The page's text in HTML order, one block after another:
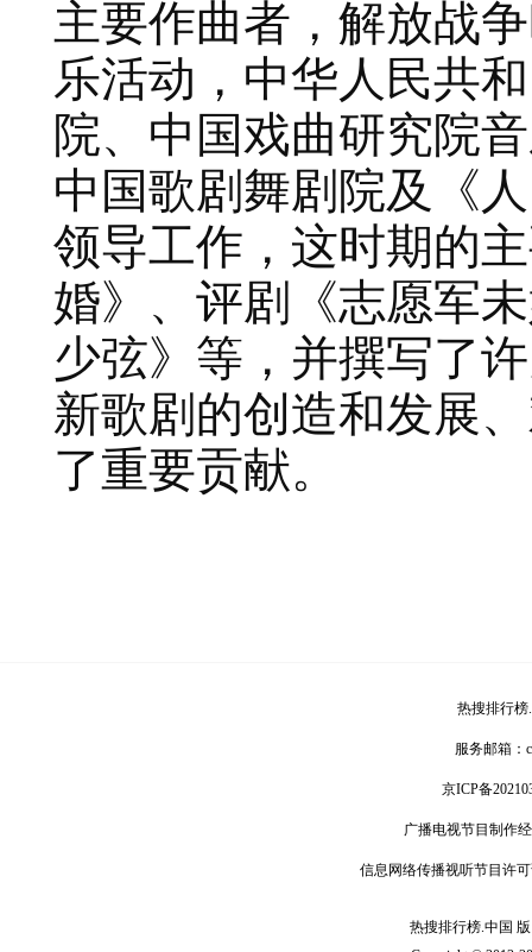
主要作曲者，解放战
乐活动，中华人民共
院、中国戏曲研究院
中国歌剧舞剧院及《
领导工作，这时期的
婚》、评剧《志愿军
少弦》等，并撰写了
新歌剧的创造和发展
了重要贡献。
热搜排行榜
服务邮箱：
京ICP备
广播电视节目制作
信息网络传播视听节目许
热搜排行榜.中国